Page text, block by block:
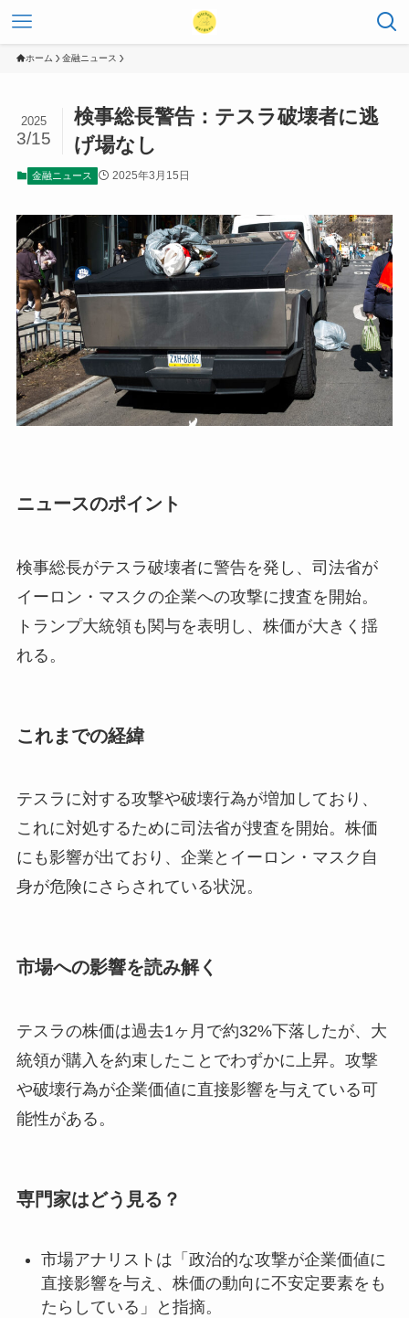
ホーム 金融ニュース
検事総長警告：テスラ破壊者に逃
げ場なし
2025
3/15
金融ニュース 2025年3月15日
ニュースのポイント
検事総長がテスラ破壊者に警告を発し、司法省が
イーロン・マスクの企業への攻撃に捜査を開始。
トランプ大統領も関与を表明し、株価が大きく揺
れる。
これまでの経緯
テスラに対する攻撃や破壊行為が増加しており、
これに対処するために司法省が捜査を開始。株価
にも影響が出ており、企業とイーロン・マスク自
身が危険にさらされている状況。
市場への影響を読み解く
テスラの株価は過去1ヶ月で約32%下落したが、大
統領が購入を約束したことでわずかに上昇。攻撃
や破壊行為が企業価値に直接影響を与えている可
能性がある。
専門家はどう見る？
市場アナリストは「政治的な攻撃が企業価値に
直接影響を与え、株価の動向に不安定要素をも
たらしている」と指摘。